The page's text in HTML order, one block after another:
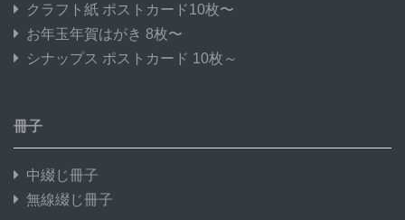
クラフト紙 ポストカード10枚〜
お年玉年賀はがき 8枚〜
シナップス ポストカード 10枚～
冊子
中綴じ冊子
無線綴じ冊子